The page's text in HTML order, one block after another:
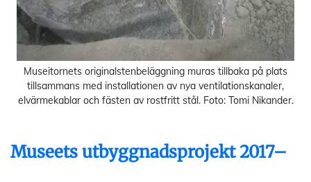
Museitornets originalstenbeläggning muras tillbaka på plats
tillsammans med installationen av nya ventilationskanaler,
elvärmekablar och fästen av rostfritt stål. Foto: Tomi Nikander.
Museets utbyggnadsprojekt 2017–